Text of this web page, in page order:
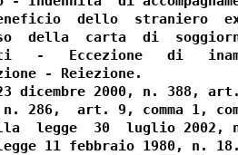
dello  straniero
della  carta  di
-   Eccezione   di
- Reiezione.
dicembre 2000, n. 388,
286,  art. 9, comma 1,
legge  30  luglio 2002,
11 febbraio 1980, n. 18.